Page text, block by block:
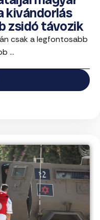
kivándorlás
zsidó távozik
csak a legfontosabb
...